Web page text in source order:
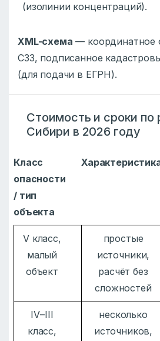
(изолинии концентраций).
XML-схема — координатное
СЗЗ, подписанное
(для подачи в ЕГРН).
Стоимость и сроки по
Сибири в 2026 году
Класс
опасности
/ тип
объекта
V класс,
малый
объект
простые
источники,
расчёт без
сложностей
IV–III
класс,
несколько
источников,